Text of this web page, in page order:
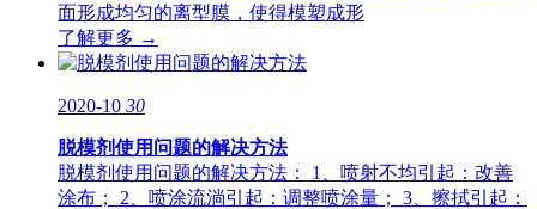
面形成均匀的离型膜，使得模塑成形
了解更多 →
2020-10 30
脱模剂使用问题的解决方法
脱模剂使用问题的解决方法： 1、喷射不均引起：改善
涂布； 2、喷涂流淌引起：调整喷涂量； 3、擦拭引起：